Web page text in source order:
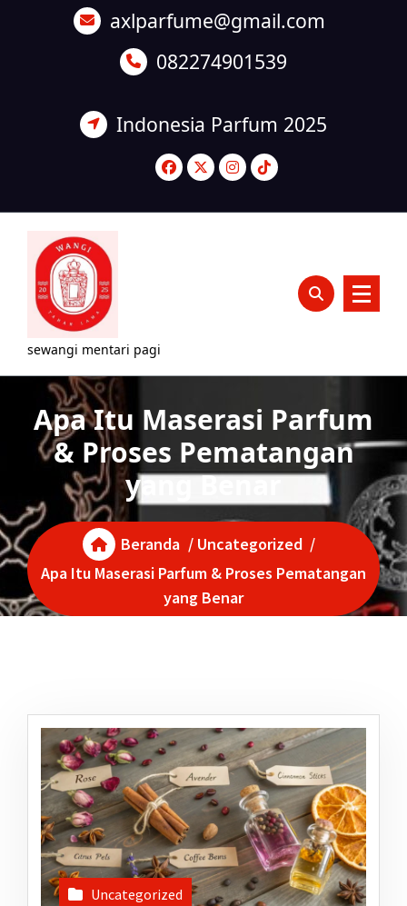
axlparfume@gmail.com
082274901539
Indonesia Parfum 2025
sewangi mentari pagi
Apa Itu Maserasi Parfum
& Proses Pematangan
yang Benar
Beranda / Uncategorized /
Apa Itu Maserasi Parfum & Proses Pematangan
yang Benar
Uncategorized